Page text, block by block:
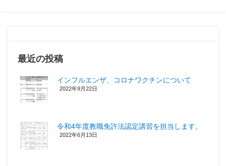
最近の投稿
インフルエンザ、コロナワクチンについて
2022年9月22日
令和4年度教職免許法認定講習を担当します。
2022年6月13日